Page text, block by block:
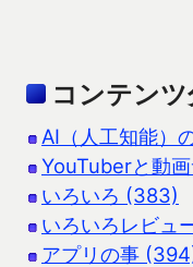
コンテン
AI（人工知能）
YouTuberと動
いろいろ (383)
いろいろレビュ
アプリの事